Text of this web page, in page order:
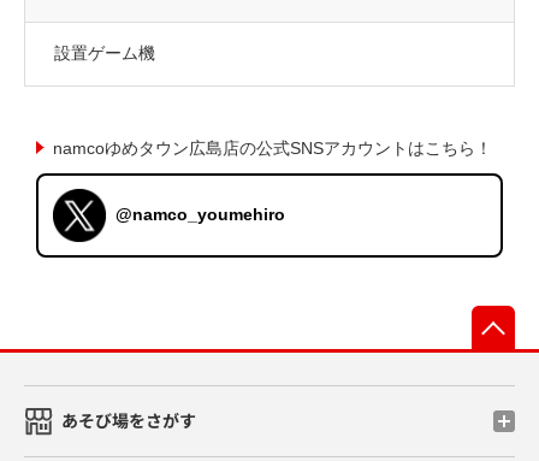
設置ゲーム機
namcoゆめタウン広島店の公式SNSアカウントはこちら！
@namco_youmehiro
あそび場をさがす